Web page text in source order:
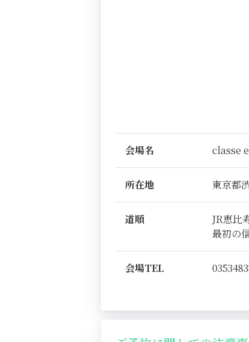
会場名 classe
所在地 東京都
道順
JR恵比
最初の
会場TEL